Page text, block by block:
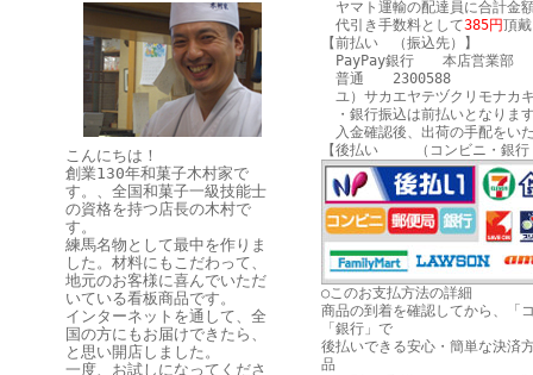
こんにちは！
創業130年和菓子木村家で
す。、全国和菓子一級技能士
の資格を持つ店長の木村で
す。
練馬名物として最中を作りま
した。材料にもこだわって、
地元のお客様に喜んでいただ
いている看板商品です。
インターネットを通して、全
国の方にもお届けできたら、
と思い開店しました。
一度、お試しになってくださ
ヤマト運輸の配達員に合計金
代引き手数料として385円頂
【前払い （振込先）】
PayPay銀行 本店営業部
普通 2300588
ユ）サカエヤテヅクリモナカ
・銀行振込は前払いとなりま
入金確認後、出荷の手配をい
【後払い （コンビニ・銀行
○このお支払方法の詳細
商品の到着を確認してから、「
「銀行」で
後払いできる安心・簡単な決済
品